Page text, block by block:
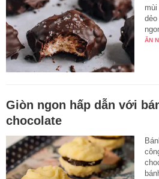
ĂN
Giòn ngon hấp dẫn với
chocolate